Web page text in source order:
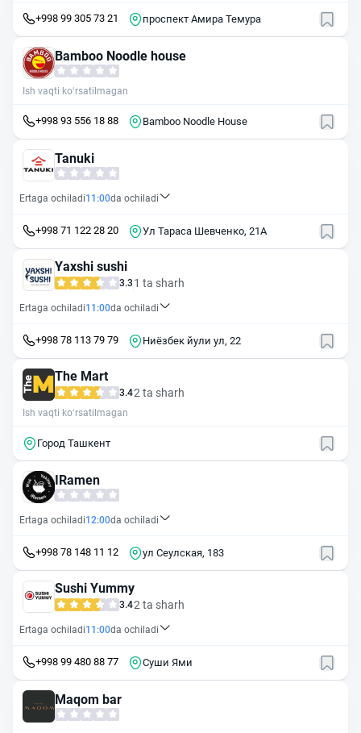
+998 99 305 73 21 проспект Амира Темура
Bamboo Noodle house
Ish vaqti ko‘rsatilmagan
+998 93 556 18 88 Bamboo Noodle House
Tanuki
Ertaga ochiladi11:00da ochiladi
+998 71 122 28 20 Ул Тараса Шевченко, 21А
Yaxshi sushi
3.3 1 ta sharh
Ertaga ochiladi11:00da ochiladi
+998 78 113 79 79 Ниёзбек йули ул, 22
The Mart
3.42 ta sharh
Ish vaqti ko‘rsatilmagan
Город Ташкент
IRamen
Ertaga ochiladi12:00da ochiladi
+998 78 148 11 12 ул Сеулская, 183
Sushi Yummy
3.42 ta sharh
Ertaga ochiladi11:00da ochiladi
+998 99 480 88 77 Суши Ями
Maqom bar